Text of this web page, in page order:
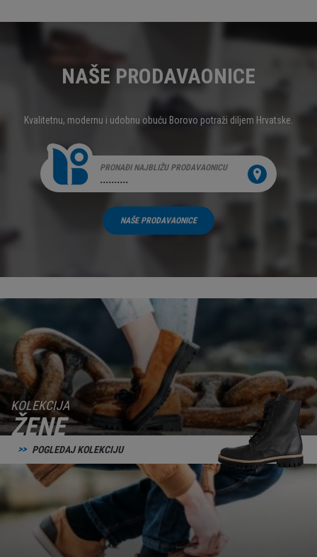
NAŠE PRODAVAONICE
Kvalitetnu, modernu i udobnu obuću Borovo potraži diljem Hrvatske.
PRONAĐI NAJBLIŽU PRODAVAONICU
..........
NAŠE PRODAVAONICE
KOLEKCIJA
ŽENE
POGLEDAJ KOLEKCIJU